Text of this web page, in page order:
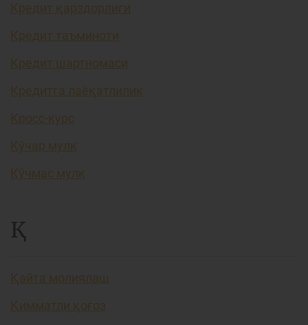
Кредит қарздорлиги
Кредит таъминоти
Кредит шартномаси
Кредитга лаёқатлилик
Кросс-курс
Кўчар мулк
Кўчмас мулк
Қ
Қайта молиялаш
Қимматли қоғоз